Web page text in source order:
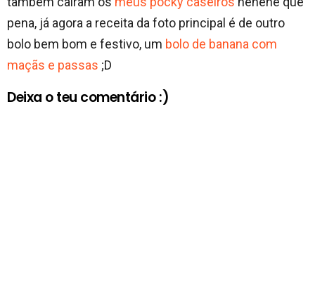
pena, já agora a receita da foto principal é de outro
bolo bem bom e festivo, um bolo de banana com
maçãs e passas ;D
Deixa o teu comentário :)